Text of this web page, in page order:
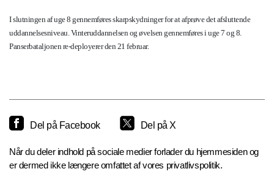
I slutningen af uge 8 gennemføres skarpskydninger for at afprøve det afsluttende
uddannelsesniveau. Vinteruddannelsen og øvelsen gennemføres i uge 7 og 8.
Panserbataljonen re-deployerer den 21 februar.
Del på Facebook Del på X
Når du deler indhold på sociale medier forlader du hjemmesiden og
er dermed ikke længere omfattet af vores privatlivspolitik.